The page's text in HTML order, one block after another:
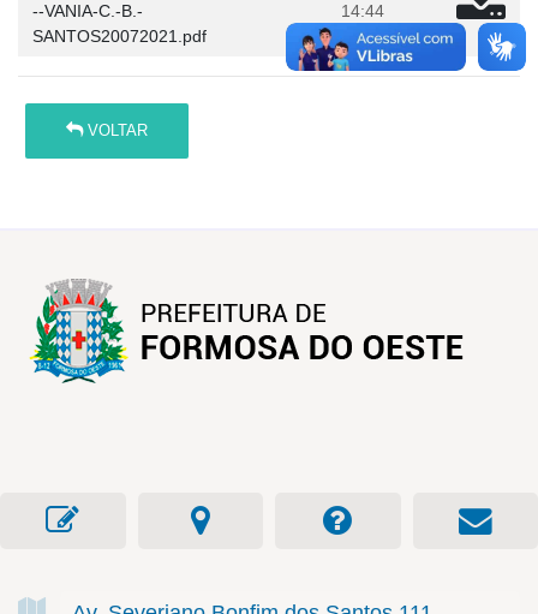
--VANIA-C.-B.-
SANTOS20072021.pdf
14:44
VOLTAR